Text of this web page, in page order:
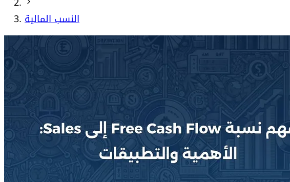
النسب المالية